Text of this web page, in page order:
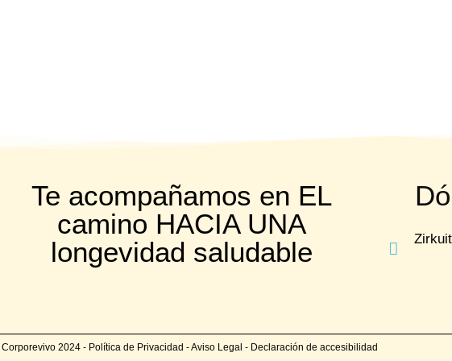
Te acompañamos en EL
camino HACIA UNA
longevidad saludable
Corporevivo 2024 - Política de Privacidad -Aviso Legal - Declaración de accesibilidad